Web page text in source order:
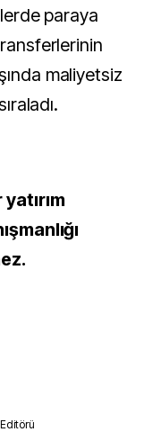
paraya
maliyetsiz